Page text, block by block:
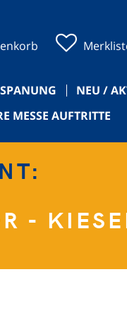
NEU /
MESSE AUFTRITTE
-